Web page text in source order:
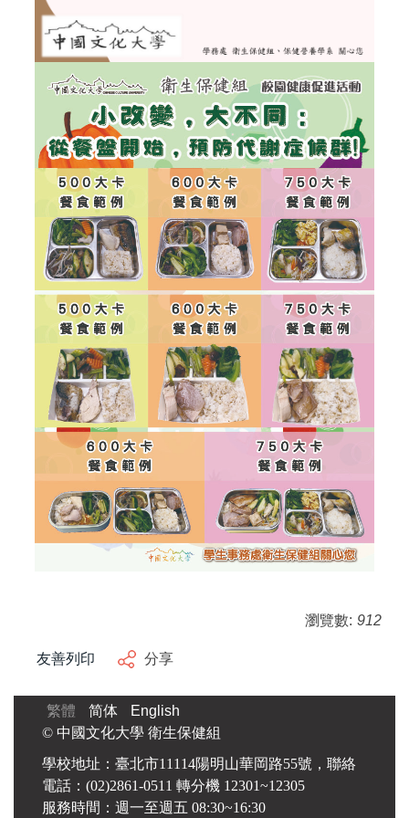
瀏覽數: 912
友善列印 分享
繁體 简体
English
© 中國文化大學 衛生保健組
學校地址：臺北市11114陽明山華岡路55號，聯絡
電話：(02)2861-0511 轉分機 12301~12305
服務時間：週一至週五 08:30~16:30